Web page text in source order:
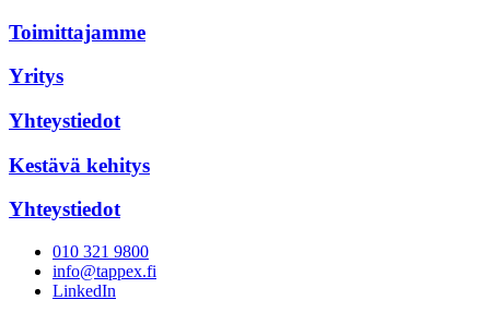
Toimittajamme
Yritys
Yhteystiedot
Kestävä kehitys
Yhteystiedot
010 321 9800
info@tappex.fi
LinkedIn